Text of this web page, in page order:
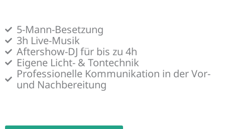
5-Mann-Besetzung
3h Live-Musik
Aftershow-DJ für bis zu 4h
Eigene Licht- & Tontechnik
Professionelle Kommunikation in der Vor-
und Nachbereitung